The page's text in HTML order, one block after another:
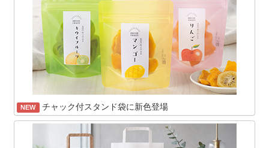
NEW チャック付スタンド袋に新色登場